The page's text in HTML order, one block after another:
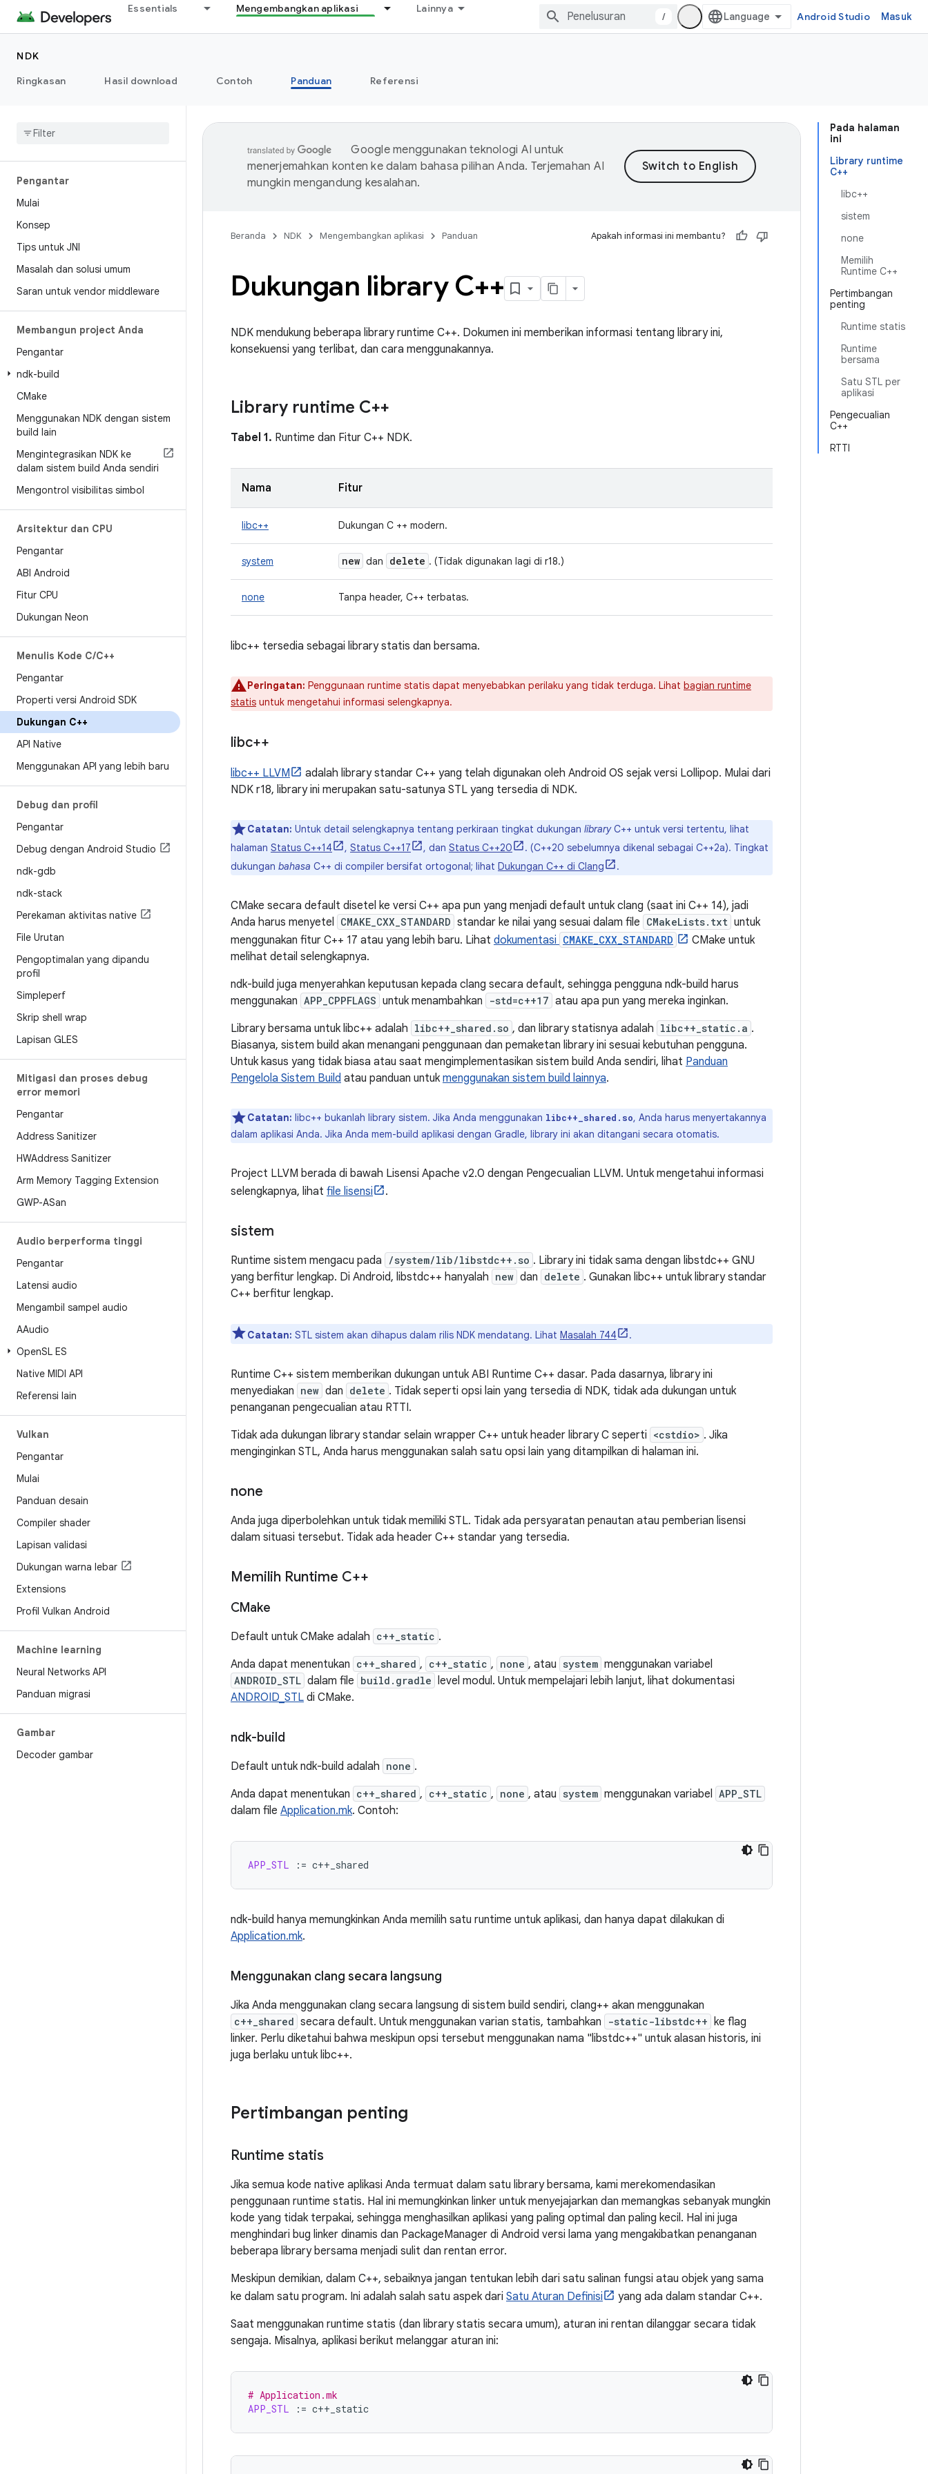
Essentials Mengembangkan aplikasi Lainnya
/ Android Studio Masuk
NDK
Ringkasan
Hasil download Contoh Panduan Referensi
Pengantar
Mulai
Konsep
Tips untuk JNI
Masalah dan solusi umum
Saran untuk vendor middleware
Membangun project Anda
Pengantar
ndk-build
CMake
Menggunakan NDK dengan sistem
build lain
Mengintegrasikan NDK ke
dalam sistem build Anda sendiri
Mengontrol visibilitas simbol
Arsitektur dan CPU
Pengantar
ABI Android
Fitur CPU
Dukungan Neon
Menulis Kode C/C++
Pengantar
Properti versi Android SDK
Dukungan C++
API Native
Menggunakan API yang lebih baru
Debug dan profil
Pengantar
Debug dengan Android Studio
ndk-gdb
ndk-stack
Perekaman aktivitas native
File Urutan
Pengoptimalan yang dipandu
profil
Simpleperf
Skrip shell wrap
Lapisan GLES
Mitigasi dan proses debug
error memori
Pengantar
Address Sanitizer
HWAddress Sanitizer
Arm Memory Tagging Extension
GWP-ASan
Audio berperforma tinggi
Pengantar
Latensi audio
Mengambil sampel audio
AAudio
OpenSL ES
Native MIDI API
Referensi lain
Vulkan
Pengantar
Mulai
Panduan desain
Compiler shader
Lapisan validasi
Dukungan warna lebar
Extensions
Profil Vulkan Android
Machine learning
Neural Networks API
Panduan migrasi
Gambar
Decoder gambar
Pada halaman
ini
Library runtime
C++
libc++
sistem
none
Memilih
Runtime C++
Pertimbangan
penting
Runtime statis
Runtime
bersama
Satu STL per
aplikasi
Pengecualian
C++
RTTI
Google menggunakan teknologi AI untuk
menerjemahkan konten ke dalam bahasa pilihan Anda. Terjemahan AI
mungkin mengandung kesalahan.
Beranda NDK Mengembangkan aplikasi Panduan Apakah informasi ini membantu?
Dukungan library C++
NDK mendukung beberapa library runtime C++. Dokumen ini memberikan informasi tentang library ini,
konsekuensi yang terlibat, dan cara menggunakannya.
Library runtime C++
Tabel 1. Runtime dan Fitur C++ NDK.
Nama Fitur
libc++ Dukungan C ++ modern.
system new dan delete . (Tidak digunakan lagi di r18.)
none Tanpa header, C++ terbatas.
libc++ tersedia sebagai library statis dan bersama.
Peringatan: Penggunaan runtime statis dapat menyebabkan perilaku yang tidak terduga. Lihat bagian runtime
statis untuk mengetahui informasi selengkapnya.
libc++
libc++ LLVM
adalah library standar C++ yang telah digunakan oleh Android OS sejak versi Lollipop. Mulai dari
NDK r18, library ini merupakan satu-satunya STL yang tersedia di NDK.
Catatan: Untuk detail selengkapnya tentang perkiraan tingkat dukungan libraryC++ untuk versi tertentu, lihat
halaman Status C++14 , Status C++17 , dan Status C++20
. (C++20 sebelumnya dikenal sebagai C++2a). Tingkat
dukungan bahasa C++ di compiler bersifat ortogonal; lihat Dukungan C++ di Clang .
CMake secara default disetel ke versi C++ apa pun yang menjadi default untuk clang (saat ini C++ 14), jadi
Anda harus menyetel CMAKE_CXX_STANDARD standar ke nilai yang sesuai dalam file CMakeLists.txt untuk
menggunakan fitur C++ 17 atau yang lebih baru. Lihat dokumentasi CMAKE_CXX_STANDARD
CMake untuk
melihat detail selengkapnya.
ndk-build juga menyerahkan keputusan kepada clang secara default, sehingga pengguna ndk-build harus
menggunakan APP_CPPFLAGS untuk menambahkan -std=c++17 atau apa pun yang mereka inginkan.
Library bersama untuk libc++ adalah libc++_shared.so , dan library statisnya adalah libc++_static.a .
Biasanya, sistem build akan menangani penggunaan dan pemaketan library ini sesuai kebutuhan pengguna.
Untuk kasus yang tidak biasa atau saat mengimplementasikan sistem build Anda sendiri, lihat Panduan
Pengelola Sistem Build atau panduan untuk menggunakan sistem build lainnya.
Catatan: libc++ bukanlah library sistem. Jika Anda menggunakan libc++_shared.so, Anda harus menyertakannya
dalam aplikasi Anda. Jika Anda mem-build aplikasi dengan Gradle, library ini akan ditangani secara otomatis.
Project LLVM berada di bawah Lisensi Apache v2.0 dengan Pengecualian LLVM. Untuk mengetahui informasi
selengkapnya, lihat file lisensi .
sistem
Runtime sistem mengacu pada /system/lib/libstdc++.so . Library ini tidak sama dengan libstdc++ GNU
yang berfitur lengkap. Di Android, libstdc++ hanyalah new dan delete . Gunakan libc++ untuk library standar
C++ berfitur lengkap.
Catatan: STL sistem akan dihapus dalam rilis NDK mendatang. Lihat Masalah 744 .
Runtime C++ sistem memberikan dukungan untuk ABI Runtime C++ dasar. Pada dasarnya, library ini
menyediakan new dan delete . Tidak seperti opsi lain yang tersedia di NDK, tidak ada dukungan untuk
penanganan pengecualian atau RTTI.
Tidak ada dukungan library standar selain wrapper C++ untuk header library C seperti <cstdio> . Jika
menginginkan STL, Anda harus menggunakan salah satu opsi lain yang ditampilkan di halaman ini.
none
Anda juga diperbolehkan untuk tidak memiliki STL. Tidak ada persyaratan penautan atau pemberian lisensi
dalam situasi tersebut. Tidak ada header C++ standar yang tersedia.
Memilih Runtime C++
CMake
Default untuk CMake adalah c++_static .
Anda dapat menentukan c++_shared , c++_static , none , atau system menggunakan variabel
ANDROID_STL dalam file build.gradle level modul. Untuk mempelajari lebih lanjut, lihat dokumentasi
ANDROID_STL di CMake.
ndk-build
Default untuk ndk-build adalah none .
Anda dapat menentukan c++_shared , c++_static , none , atau system menggunakan variabel APP_STL
dalam file Application.mk. Contoh:
APP_STL :=
ndk-build hanya memungkinkan Anda memilih satu runtime untuk aplikasi, dan hanya dapat dilakukan di
Application.mk.
Menggunakan clang secara langsung
Jika Anda menggunakan clang secara langsung di sistem build sendiri, clang++ akan menggunakan
c++_shared secara default. Untuk menggunakan varian statis, tambahkan -static-libstdc++ ke flag
linker. Perlu diketahui bahwa meskipun opsi tersebut menggunakan nama "libstdc++" untuk alasan historis, ini
juga berlaku untuk libc++.
Pertimbangan penting
Runtime statis
Jika semua kode native aplikasi Anda termuat dalam satu library bersama, kami merekomendasikan
penggunaan runtime statis. Hal ini memungkinkan linker untuk menyejajarkan dan memangkas sebanyak mungkin
kode yang tidak terpakai, sehingga menghasilkan aplikasi yang paling optimal dan paling kecil. Hal ini juga
menghindari bug linker dinamis dan PackageManager di Android versi lama yang mengakibatkan penanganan
beberapa library bersama menjadi sulit dan rentan error.
Meskipun demikian, dalam C++, sebaiknya jangan tentukan lebih dari satu salinan fungsi atau objek yang sama
ke dalam satu program. Ini adalah salah satu aspek dari Satu Aturan Definisi
yang ada dalam standar C++.
Saat menggunakan runtime statis (dan library statis secara umum), aturan ini rentan dilanggar secara tidak
sengaja. Misalnya, aplikasi berikut melanggar aturan ini:
# Application.mk
APP_STL
:=